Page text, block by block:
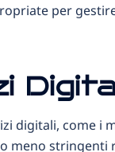
per
digitali, come i
meno